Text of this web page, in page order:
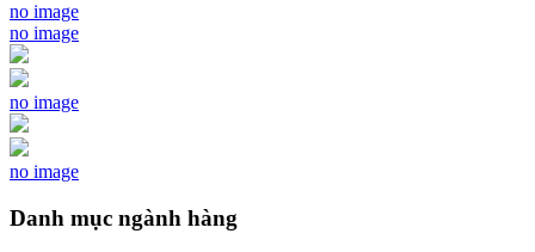
no image
no image
no image
no image
Danh mục ngành hàng